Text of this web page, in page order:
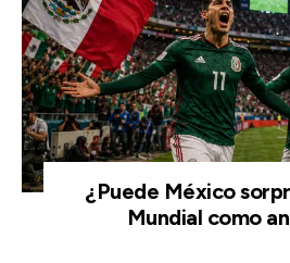
¿Puede México
Mundial como